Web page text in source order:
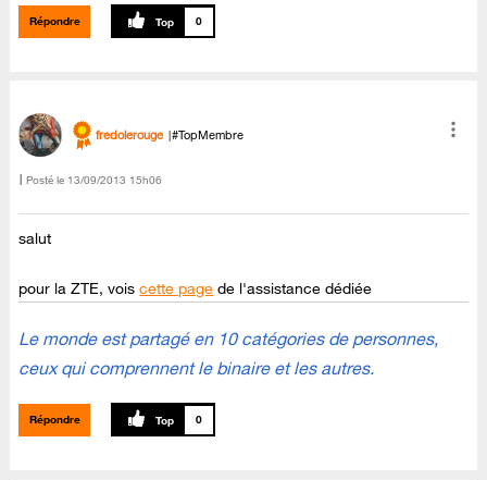
Répondre 0
fredolerouge #TopMembre
Posté le ‎13/09/2013 15h06
salut
pour la ZTE, voiscette page de l'assistance dédiée
Le monde est partagé en 10 catégories de personnes,
ceux qui comprennent le binaire et les autres.
Répondre 0